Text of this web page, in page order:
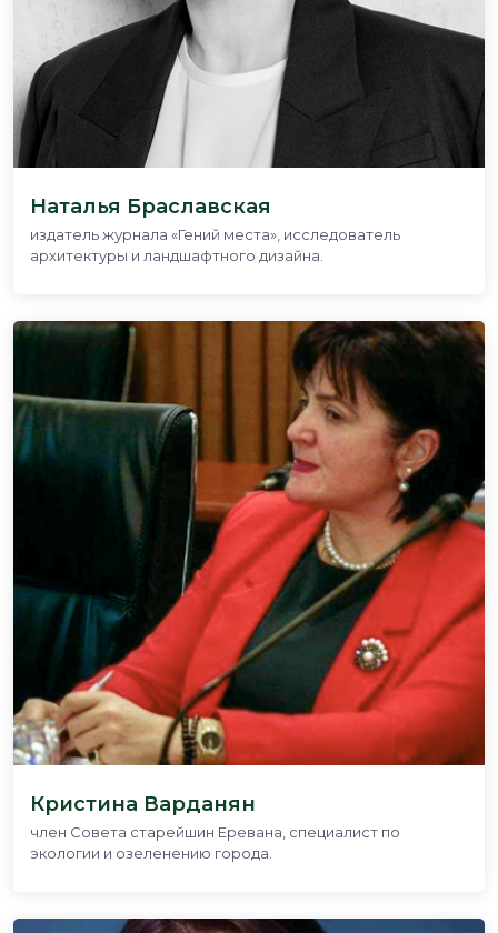
Наталья Браславская
издатель журнала «Гений места», исследователь
архитектуры и ландшафтного дизайна.
Кристина Варданян
член Совета старейшин Еревана, специалист по
экологии и озеленению города.